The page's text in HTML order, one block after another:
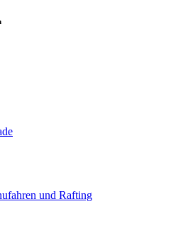
und Rafting